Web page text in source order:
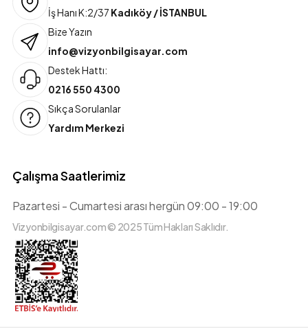
İş Hanı K:2/37 Kadıköy / İSTANBUL
Bize Yazın
info@vizyonbilgisayar.com
Destek Hattı:
0216 550 4300
Sıkça Sorulanlar
Yardım Merkezi
Çalışma Saatlerimiz
Pazartesi - Cumartesi arası hergün 09:00 - 19:00
Vizyonbilgisayar.com © 2025 Tüm Hakları Saklıdır.